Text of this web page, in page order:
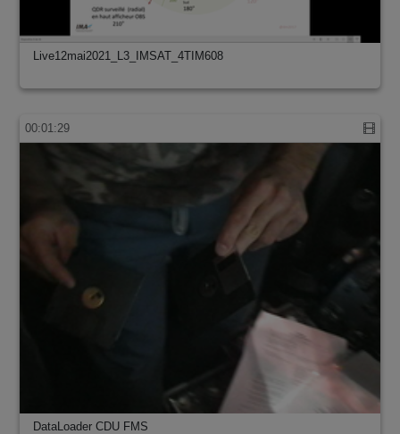
Live12mai2021_L3_IMSAT_4TIM608
00:01:29
DataLoader CDU FMS